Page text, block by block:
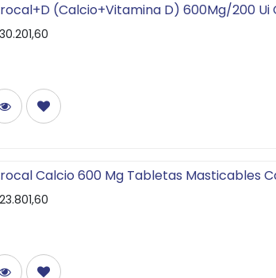
(Calcio+Vitamina D) 600Mg/200 Ui
30.201,60
Calcio 600 Mg Tabletas Masticables
23.801,60